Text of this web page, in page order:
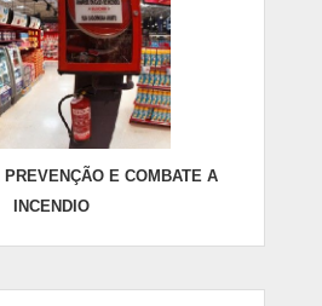
E COMBATE A
INCENDIO